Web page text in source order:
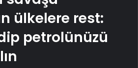
ülkelere rest:
petrolünüzü